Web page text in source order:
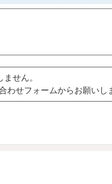
せん。
わせフォームからお願いし